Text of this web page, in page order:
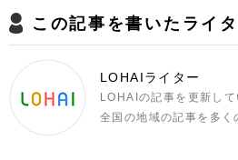
この記事を書いたライ
LOHAIライター
LOHAIの記事を更新して
全国の地域の記事を多く